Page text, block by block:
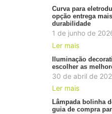
Curva para
opção entrega mais
durabilidade
1 de junho de
Ler mais
Iluminação
escolher as
30 de abril de
Ler mais
Lâmpada bolinha
guia de compra